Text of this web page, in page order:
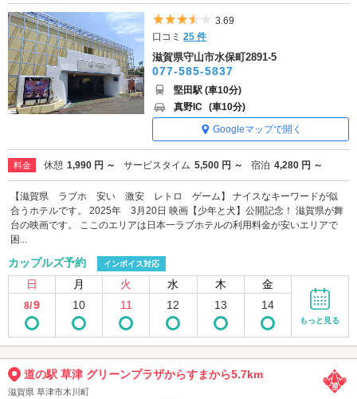
5つ星のうち3.5
3.69
口コミ25 件
滋賀県守山市水保町2891-5
077-585-5837
堅田駅 (車10分)
真野IC (車10分)
Googleマップで開く
料金 休憩 1,990 円 ～ サービスタイム 5,500 円 ～ 宿泊 4,280 円 ～
【滋賀県 ラブホ 安い 激安 レトロ ゲーム】 ナイスなキーワードが似
合うホテルです。 2025年 3月20日 映画【少年と犬】公開記念！ 滋賀県が舞
台の映画です。 ここのエリアは日本一ラブホテルの利用料金が安いエリアで
困...
カップルズ予約 インボイス対応
日 月 火 水 木 金
8/9 10 11 12 13 14
もっと見る
道の駅 草津 グリーンプラザからすまから5.7km
滋賀県 草津市木川町